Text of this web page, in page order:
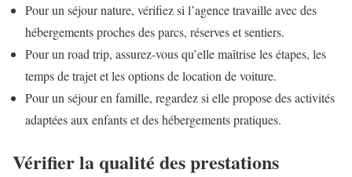
Pour un séjour nature, vérifiez si l’agence travaille avec des
hébergements proches des parcs, réserves et sentiers.
Pour un road trip, assurez-vous qu’elle maîtrise les étapes, les
temps de trajet et les options de location de voiture.
Pour un séjour en famille, regardez si elle propose des activités
adaptées aux enfants et des hébergements pratiques.
Vérifier la qualité des prestations